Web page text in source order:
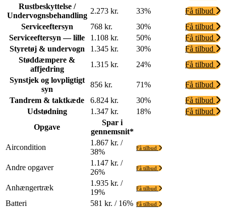
Rustbeskyttelse /
Undervognsbehandling
2.273 kr. 33%
Få tilbud
Serviceeftersyn
768 kr. 30%
Få tilbud
Serviceeftersyn — lille
1.108 kr. 50%
Få tilbud
Styretøj & undervogn
1.345 kr. 30%
Få tilbud
Støddæmpere &
affjedring
1.315 kr. 24%
Få tilbud
Synstjek og lovpligtigt
syn
856 kr. 71%
Få tilbud
Tandrem & taktkæde
6.824 kr. 30%
Få tilbud
Udstødning
1.347 kr. 18%
Få tilbud
Opgave
Spar i
gennemsnit*
Aircondition
1.867 kr. /
38%
Få tilbud
Andre opgaver
1.147 kr. /
26%
Få tilbud
Anhængertræk
1.935 kr. /
19%
Få tilbud
Batteri 581 kr. / 16% Få tilbud